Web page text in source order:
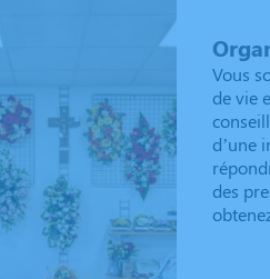
Vous
de vie
d’une
des